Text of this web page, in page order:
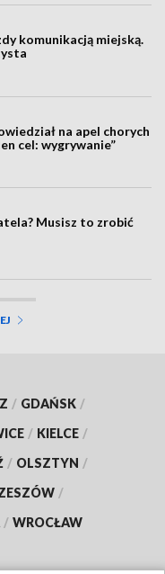
komunikacją miejską.
na apel chorych
cel: wygrywanie”
Musisz to zrobić
/ GDAŃSK /
/ KIELCE /
/ OLSZTYN /
/
/ WROCŁAW